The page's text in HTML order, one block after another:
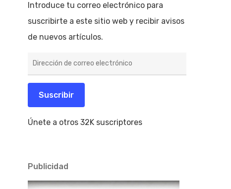
Introduce tu correo electrónico para
suscribirte a este sitio web y recibir avisos
de nuevos artículos.
de
electrónico
Suscribir
Únete a otros 32K suscriptores
Publicidad